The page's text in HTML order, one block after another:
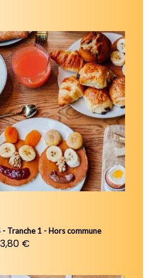
- Tranche 1 - Hors commune
3,80 €